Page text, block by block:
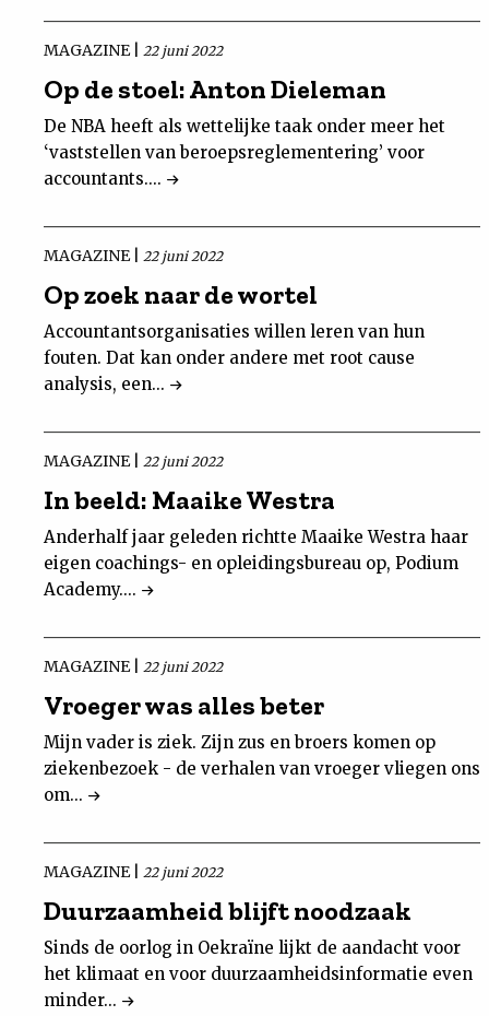
MAGAZINE | 22 juni 2022
Op de stoel: Anton Dieleman
De NBA heeft als wettelijke taak onder meer het
‘vaststellen van beroepsreglementering’ voor
accountants....
MAGAZINE | 22 juni 2022
Op zoek naar de wortel
Accountantsorganisaties willen leren van hun
fouten. Dat kan onder andere met root cause
analysis, een...
MAGAZINE | 22 juni 2022
In beeld: Maaike Westra
Anderhalf jaar geleden richtte Maaike Westra haar
eigen coachings- en opleidingsbureau op, Podium
Academy....
MAGAZINE | 22 juni 2022
Vroeger was alles beter
Mijn vader is ziek. Zijn zus en broers komen op
ziekenbezoek - de verhalen van vroeger vliegen ons
om...
MAGAZINE | 22 juni 2022
Duurzaamheid blijft noodzaak
Sinds de oorlog in Oekraïne lijkt de aandacht voor
het klimaat en voor duurzaamheidsinformatie even
minder...